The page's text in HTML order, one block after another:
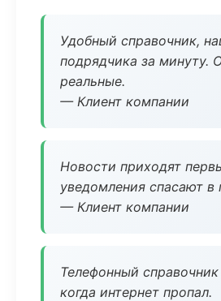
Удобный справочник,
подрядчика за минуту.
реальные.
— Клиент компании
Новости приходят
уведомления спасают в
— Клиент компании
Телефонный
когда интернет пропал.